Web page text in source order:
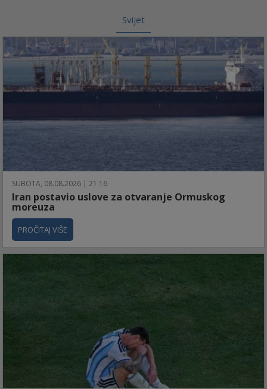
Svijet
SUBOTA, 08.08.2026 | 21:16
Iran postavio uslove za otvaranje Ormuskog
moreuza
PROČITAJ VIŠE